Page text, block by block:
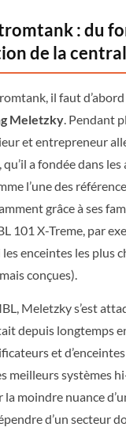
: du
de la
il faut
Meletzky. Pendant
et entrepreneur
, qu’il a fondée dans
l’une des
grâce à ses
101 X-Treme, par
enceintes les plus
conçues).
Meletzky s’est
depuis longtemps
et d’enceintes
meilleurs systèmes
moindre nuance
d’un secteur